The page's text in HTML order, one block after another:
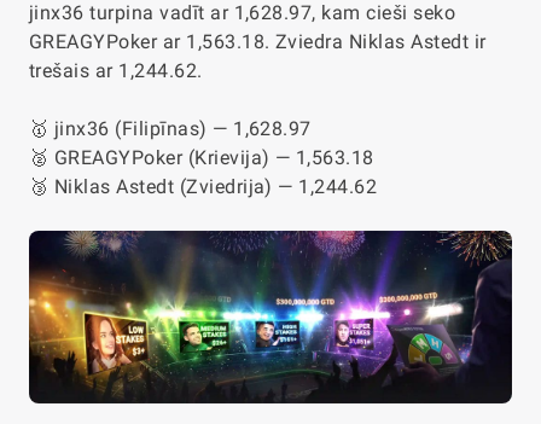
jinx36 turpina vadīt ar 1,628.97, kam cieši seko
GREAGYPoker ar 1,563.18. Zviedra Niklas Astedt ir
trešais ar 1,244.62.
🥇 jinx36 (Filipīnas) — 1,628.97
🥈 GREAGYPoker (Krievija) — 1,563.18
🥉 Niklas Astedt (Zviedrija) — 1,244.62